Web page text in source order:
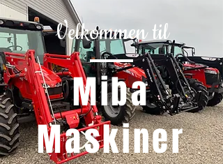
Velkommen til
Miba
Maskiner